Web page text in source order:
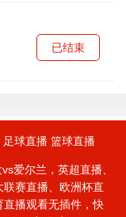
已结束
足球直播 篮球直播
爱尔兰，英超直播、
赛直播、欧洲杯直
播观看无插件，快